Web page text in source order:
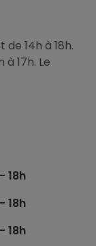
de 14h à 18h.
à 17h. Le
18h
18h
18h